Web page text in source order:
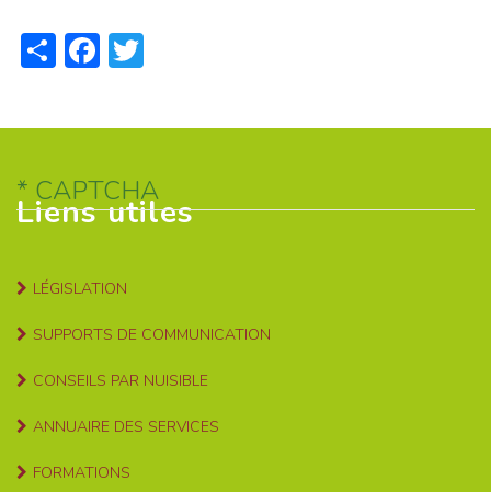
ShareFacebook
Liens utiles
LÉGISLATION
SUPPORTS DE COMMUNICATION
CONSEILS PAR NUISIBLE
ANNUAIRE DES SERVICES
FORMATIONS
CAPTCHA